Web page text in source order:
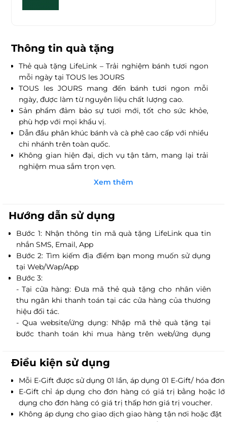
Thông tin quà tặng
Thẻ quà tặng LifeLink – Trải nghiệm bánh tươi ngon
mỗi ngày tại TOUS les JOURS
TOUS les JOURS mang đến bánh tươi ngon mỗi
ngày, được làm từ nguyên liệu chất lượng cao.
Sản phẩm đảm bảo sự tươi mới, tốt cho sức khỏe,
phù hợp với mọi khẩu vị.
Dẫn đầu phân khúc bánh và cà phê cao cấp với nhiều
chi nhánh trên toàn quốc.
Không gian hiện đại, dịch vụ tận tâm, mang lại trải
nghiệm mua sắm trọn vẹn.
Thẻ quà tặng LifeLink giúp bạn dễ dàng thưởng thức
bè, đồng nghiệp, người thân.
Cam kết chất lượng phục vụ vượt trội, lấy khách
hàng làm trọng tâm.
Xem thêm
Hướng dẫn sử dụng
Bước 1: Nhận thông tin mã quà tặng LifeLink qua tin
nhắn SMS, Email, App
Bước 2: Tìm kiếm địa điểm bạn mong muốn sử dụng
tại Web/Wap/App
Bước 3:
- Tại cửa hàng: Đưa mã thẻ quà tặng cho nhân viên
thu ngân khi thanh toán tại các cửa hàng của thương
hiệu đối tác.
- Qua website/ứng dụng: Nhập mã thẻ quà tặng tại
bước thanh toán khi mua hàng trên web/ứng dụng
Điều kiện sử dụng
Mỗi E-Gift được sử dụng 01 lần, áp dụng 01 E-Gift/ hóa đơn.
E-Gift chỉ áp dụng cho đơn hàng có giá trị bằng hoặc
dụng cho đơn hàng có giá trị thấp hơn giá trị voucher.
Không áp dụng cho giao dịch giao hàng tận nơi hoặc đặt